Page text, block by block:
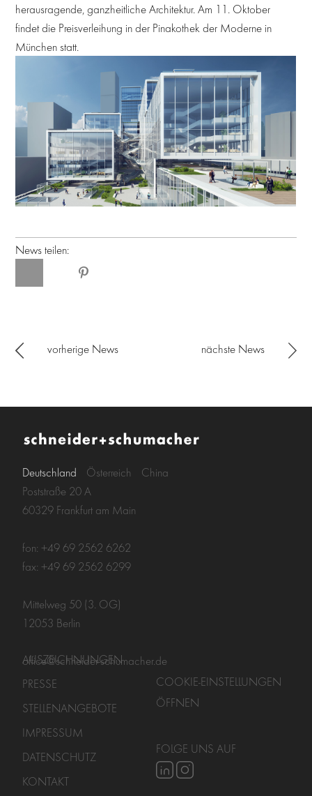
herausragende, ganzheitliche Architektur. Am 11. Oktober
findet die Preisverleihung in der Pinakothek der Moderne in
München statt.
News teilen:
vorherige News nächste News
Deutschland Österreich
China
Poststraße 20 A
60329 Frankfurt am Main
fon: +49 69 2562 6262
fax: +49 69 2562 6299
Mittelweg 50 (3. OG)
12053 Berlin
office@schneider-schumacher.de
AUSZEICHNUNGEN
PRESSE
STELLENANGEBOTE
IMPRESSUM
DATENSCHUTZ
KONTAKT
COOKIE-EINSTELLUNGEN
ÖFFNEN
FOLGE UNS AUF